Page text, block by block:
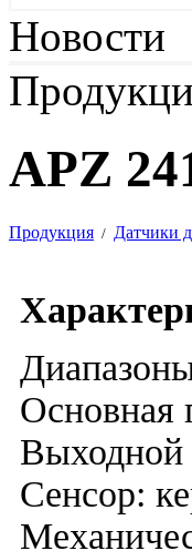
Новости
APZ
Продукция / Датчики
Основная
Выходной
Сенсор: